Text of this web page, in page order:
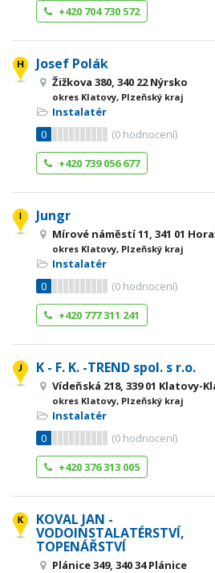
+420 704 730 572
Josef Polák
Žižkova 380, 340 22 Nýrsko
okres Klatovy, Plzeňský kraj
Instalatér
0
(0 hodnocení)
+420 739 056 677
Jungr
Mírové náměstí 11, 341 01
okres Klatovy, Plzeňský kraj
Instalatér
0
(0 hodnocení)
+420 777 311 241
K - F. K. -TREND spol. s r.o.
Vídeňská 218, 339 01 Klatovy-
okres Klatovy, Plzeňský kraj
Instalatér
0
(0 hodnocení)
+420 376 313 005
KOVAL JAN -
VODOINSTALATÉRSTVÍ,
TOPENÁŘSTVÍ
Plánice 349, 340 34 Plánice